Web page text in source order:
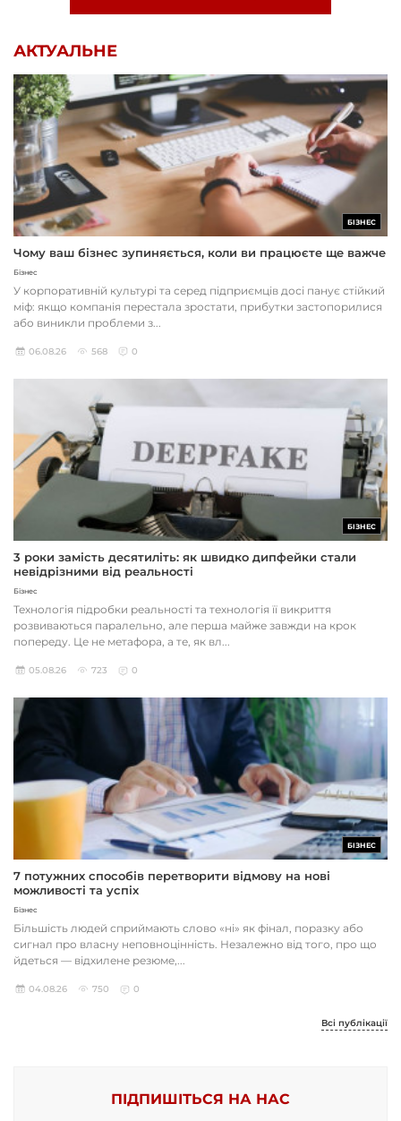
АКТУАЛЬНЕ
БІЗНЕС
Чому ваш бізнес зупиняється, коли ви працюєте ще важче
Бізнес
У корпоративній культурі та серед підприємців досі панує стійкий
міф: якщо компанія перестала зростати, прибутки застопорилися
або виникли проблеми з...
06.08.26 568 0
БІЗНЕС
3 роки замість десятиліть: як швидко дипфейки стали
невідрізними від реальності
Бізнес
Технологія підробки реальності та технологія її викриття
розвиваються паралельно, але перша майже завжди на крок
попереду. Це не метафора, а те, як вл...
05.08.26 723 0
БІЗНЕС
7 потужних способів перетворити відмову на нові
можливості та успіх
Бізнес
Більшість людей сприймають слово «ні» як фінал, поразку або
сигнал про власну неповноцінність. Незалежно від того, про що
йдеться — відхилене резюме,...
04.08.26 750 0
Всі публікації
ПІДПИШІТЬСЯ НА НАС